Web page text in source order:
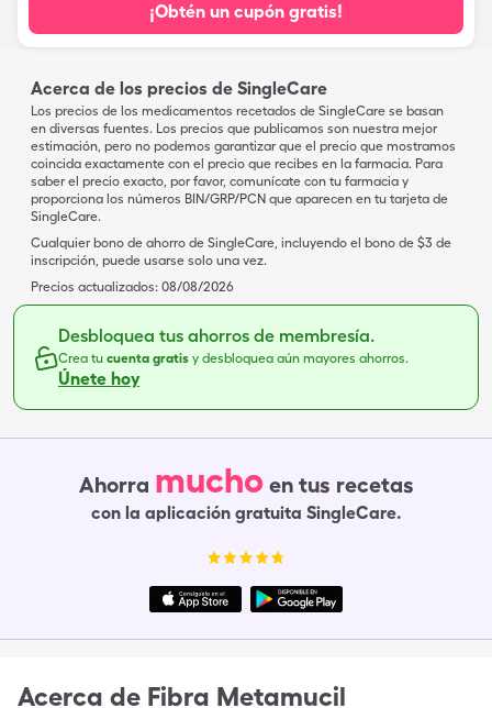
¡Obtén un cupón gratis!
Acerca de los precios de SingleCare
Los precios de los medicamentos recetados de SingleCare se basan
en diversas fuentes. Los precios que publicamos son nuestra mejor
estimación, pero no podemos garantizar que el precio que mostramos
coincida exactamente con el precio que recibes en la farmacia. Para
saber el precio exacto, por favor, comunícate con tu farmacia y
proporciona los números BIN/GRP/PCN que aparecen en tu tarjeta de
SingleCare.
Cualquier bono de ahorro de SingleCare, incluyendo el bono de $3 de
inscripción, puede usarse solo una vez.
Precios actualizados: 08/08/2026
Desbloquea tus ahorros de membresía.
Crea tu cuenta gratis y desbloquea aún mayores ahorros.
Únete hoy
Ahorra mucho en tus recetas
con la aplicación gratuita SingleCare.
Acerca de Fibra Metamucil